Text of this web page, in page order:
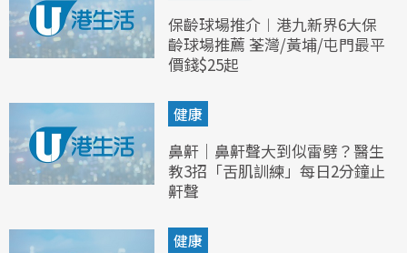
保齡球場推介︱港九新界6大保
齡球場推薦 荃灣/黃埔/屯門最平
價錢$25起
健康
鼻鼾｜鼻鼾聲大到似雷劈？醫生
教3招「舌肌訓練」每日2分鐘止
鼾聲
健康